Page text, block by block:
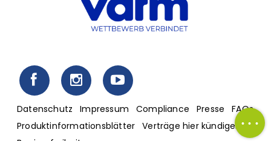
Fußzeilenmenü
Datenschutz Impressum Compliance Presse
FAQs
Produktinformationsblätter
Verträge hier kündigen